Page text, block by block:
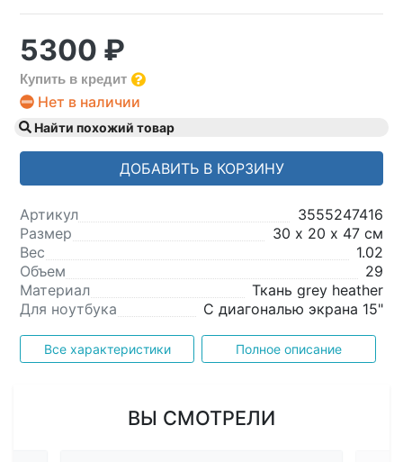
5300 ₽
Купить в кредит
Нет в наличии
Найти похожий товар
ДОБАВИТЬ В КОРЗИНУ
Артикул
3555247416
Размер
30 х 20 х 47 см
Вес
1.02
Объем
29
Материал
Ткань grey heather
Для ноутбука
С диагональю экрана 15"
Все характеристики Полное описание
ВЫ СМОТРЕЛИ